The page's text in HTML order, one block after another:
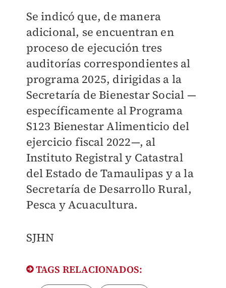
Se indicó que, de manera
adicional, se encuentran en
proceso de ejecución tres
auditorías correspondientes al
programa 2025, dirigidas a la
Secretaría de Bienestar Social —
específicamente al Programa
S123 Bienestar Alimenticio del
ejercicio fiscal 2022—, al
Instituto Registral y Catastral
del Estado de Tamaulipas y a la
Secretaría de Desarrollo Rural,
Pesca y Acuacultura.
SJHN
TAGS RELACIONADOS: